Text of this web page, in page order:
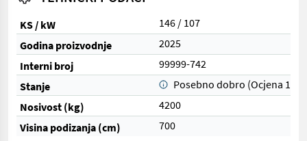
KS / kW
146 / 107
Godina proizvodnje
2025
Interni broj
99999-742
Stanje
Posebno dobro (Ocjena 1)
Nosivost (kg)
4200
Visina podizanja (cm)
700